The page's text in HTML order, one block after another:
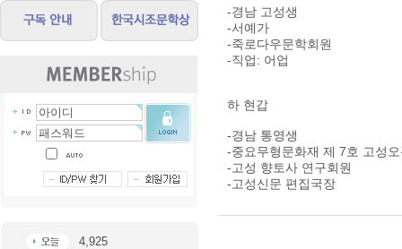
4,925
-경남 고성생
-서예가
-죽로다우문학회원
-직업: 어업
하 현갑
-경남 통영생
-중요무형문화재 제 7호 고성
-고성 향토사 연구회원
-고성신문 편집국장